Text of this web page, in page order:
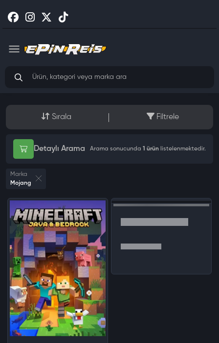
Sırala Filtrele
Detaylı Arama Arama sonucunda 1 ürün listelenmektedir.
Marka
Mojang